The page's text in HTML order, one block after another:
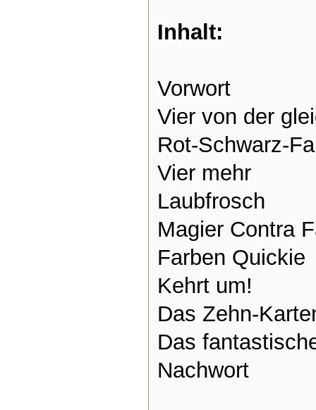
Inhalt:
Vorwort
Vier von der
Rot-Schwarz-
Vier mehr
Laubfrosch
Magier Contra
Farben Quickie
Kehrt um!
Das Zehn-
Das
Nachwort